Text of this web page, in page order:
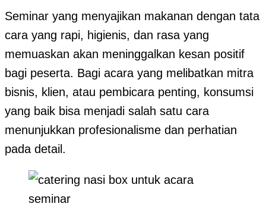
Seminar yang menyajikan makanan dengan tata
cara yang rapi, higienis, dan rasa yang
memuaskan akan meninggalkan kesan positif
bagi peserta. Bagi acara yang melibatkan mitra
bisnis, klien, atau pembicara penting, konsumsi
yang baik bisa menjadi salah satu cara
menunjukkan profesionalisme dan perhatian
pada detail.